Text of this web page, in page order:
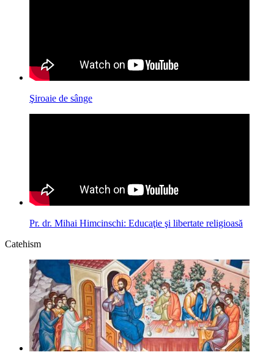
Şiroaie de sânge
Pr. dr. Mihai Himcinschi: Educaţie şi libertate religioasă
Catehism